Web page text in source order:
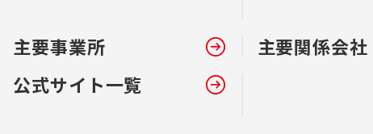
主要事業所
主要関係会社
公式サイト一覧